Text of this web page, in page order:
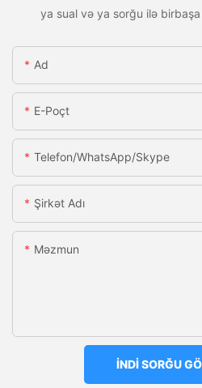
ya sual və ya sorğu ilə
Ad
E-Poçt
Telefon/WhatsApp/Skype
Şirkət Adı
Məzmun
İNDI SORĞU